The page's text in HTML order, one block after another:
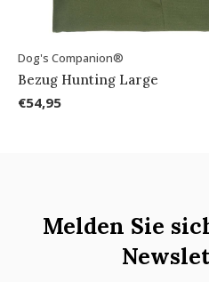
Dog's Companion®
Bezug Hunting Large
€54,95
Melden Sie